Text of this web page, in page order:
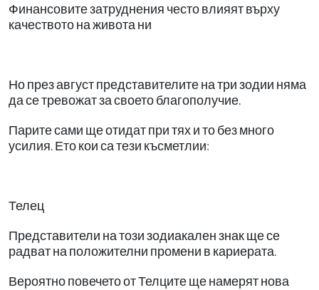
Финансовите затруднения често влияят върху
качеството на живота ни
Но през август представителите на три зодии няма
да се тревожат за своето благополучие.
Парите сами ще отидат при тях и то без много
усилия. Ето кои са тези късметлии:
Телец
Представители на този зодиакален знак ще се
радват на положителни промени в кариерата.
Вероятно повечето от Телците ще намерят нова